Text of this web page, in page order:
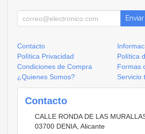
Enviar
Contacto
Política Privacidad
Política
Condiciones de Compra
Formas
¿Quienes Somos?
Servicio
Contacto
CALLE RONDA DE LAS
03700 DENIA Alicante